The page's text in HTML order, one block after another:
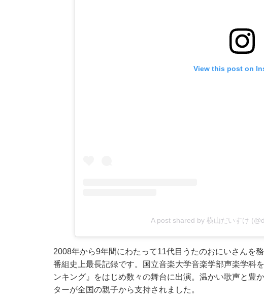
View this post on
A post shared by 横山だいすけ
2008年から9年間にわたって11代目うたのおにいさんを
番組史上最長記録です。国⽴⾳楽⼤学⾳楽学部声楽学科
ンキング』をはじめ数々の舞台に出演。温かい歌声と豊
ターが全国の親子から支持されました。